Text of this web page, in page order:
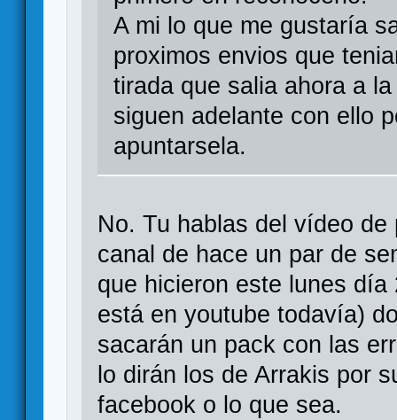
A mi lo que me gustaría
proximos envios que
tirada que salia ahora a
siguen adelante con ello
apuntarsela.
No. Tu hablas del vídeo
canal de hace un par de
que hicieron este lunes
está en youtube todavía)
sacarán un pack con las
lo dirán los de Arrakis por
facebook o lo que sea.